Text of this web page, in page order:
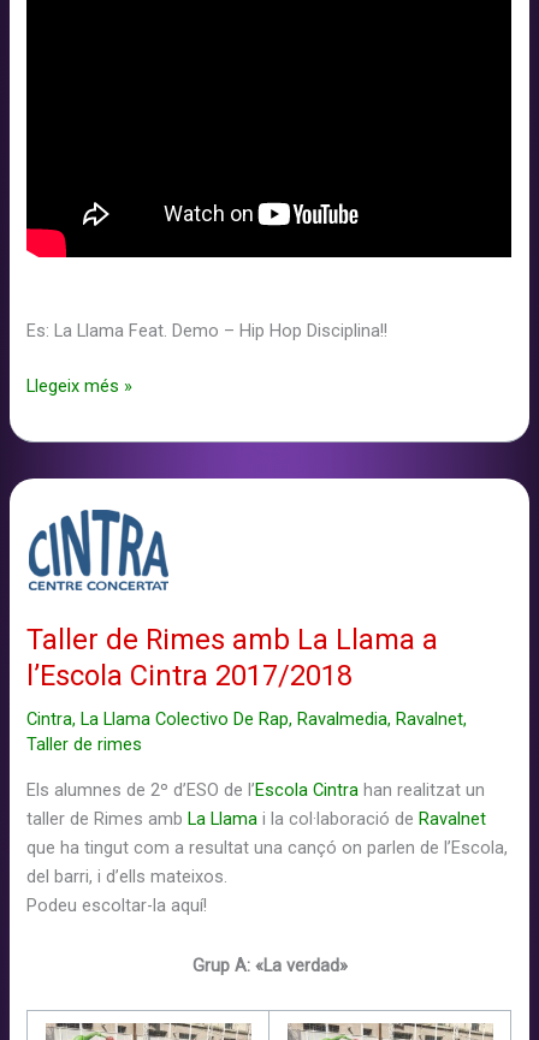
Es: La Llama Feat. Demo – Hip Hop Disciplina!!
La
Feat.
Hip
Hop
Disciplina
Llegeix més »
Taller de Rimes amb La Llama a
l’Escola Cintra 2017/2018
Cintra, La Llama Colectivo De Rap, Ravalmedia, Ravalnet,
Taller de rimes
Els alumnes de 2º d’ESO de l’Escola Cintra han realitzat un
taller de Rimes ambLa Llama i la col·laboració deRavalnet
que ha tingut com a resultatunacançó on parlen de l’Escola,
del barri, i d’ells mateixos.
Podeuescoltar-la aquí!
Grup A: «La verdad»